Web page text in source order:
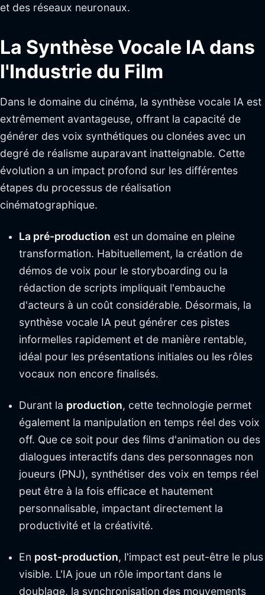
et des réseaux neuronaux.
La Synthèse Vocale IA dans
l'Industrie du Film
Dans le domaine du cinéma, la synthèse vocale IA est
extrêmement avantageuse, offrant la capacité de
générer des voix synthétiques ou clonées avec un
degré de réalisme auparavant inatteignable. Cette
évolution a un impact profond sur les différentes
étapes du processus de réalisation
cinématographique.
La pré-production est un domaine en pleine
transformation. Habituellement, la création de
démos de voix pour le storyboarding ou la
rédaction de scripts impliquait l'embauche
d'acteurs à un coût considérable. Désormais, la
synthèse vocale IA peut générer ces pistes
informelles rapidement et de manière rentable,
idéal pour les présentations initiales ou les rôles
vocaux non encore finalisés.
Durant la production, cette technologie permet
également la manipulation en temps réel des voix
off. Que ce soit pour des films d'animation ou des
dialogues interactifs dans des personnages non
joueurs (PNJ), synthétiser des voix en temps réel
peut être à la fois efficace et hautement
personnalisable, impactant directement la
productivité et la créativité.
En post-production, l'impact est peut-être le plus
visible. L'IA joue un rôle important dans le
doublage, la synchronisation des mouvements